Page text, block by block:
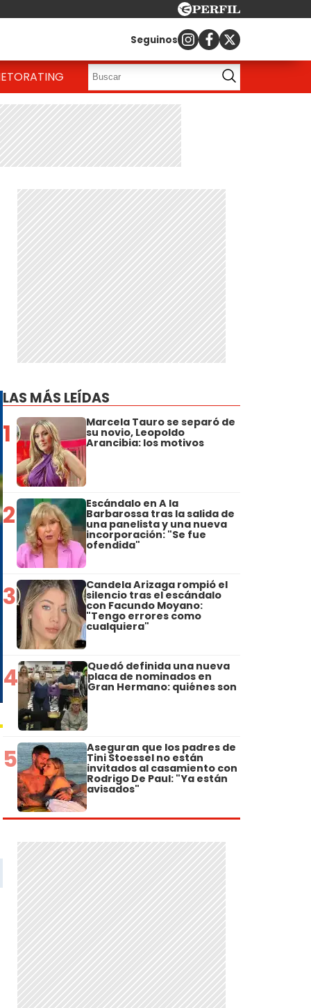
Seguinos
RATING
LAS MÁS LEÍDAS
1 Marcela Tauro se separó de
su novio, Leopoldo
Arancibia: los motivos
2 Escándalo en A la
Barbarossa tras la salida de
una panelista y una nueva
incorporación: "Se fue
ofendida"
3 Candela Arizaga rompió el
silencio tras el escándalo
con Facundo Moyano:
"Tengo errores como
cualquiera"
4 Quedó definida una nueva
placa de nominados en
Gran Hermano: quiénes son
5 Aseguran que los padres de
Tini Stoessel no están
invitados al casamiento con
Rodrigo De Paul: "Ya están
avisados"